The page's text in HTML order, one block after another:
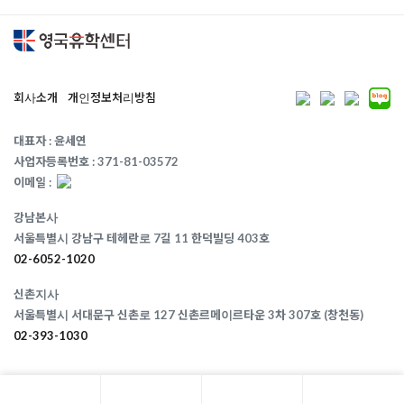
회사소개 개인정보처리방침
대표자 : 윤세연
사업자등록번호 : 371-81-03572
이메일 :
강남본사
서울특별시 강남구 테헤란로 7길 11 한덕빌딩 403호
02-6052-1020
신촌지사
서울특별시 서대문구 신촌로 127 신촌르메이르타운 3차 307호 (창천동)
02-393-1030